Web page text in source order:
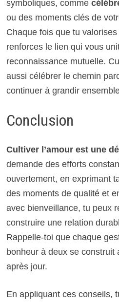
symboliques, comme
ou des moments clés de
Chaque fois que tu
renforces le lien qui vous
reconnaissance mutuelle.
aussi célébrer le chemin
continuer à grandir
Conclusion
Cultiver l’amour est une
demande des efforts
ouvertement, en exprimant
des moments de qualité et
avec bienveillance, tu peux
construire une relation
Rappelle-toi que chaque
bonheur à deux se construit
après jour.
En appliquant ces conseils,